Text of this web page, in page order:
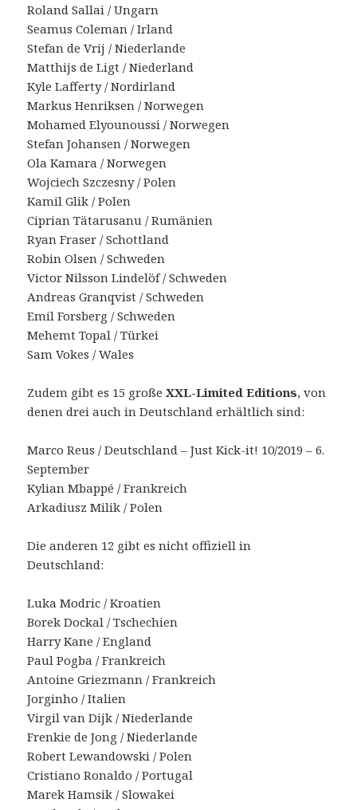
Roland Sallai / Ungarn
Seamus Coleman / Irland
Stefan de Vrij / Niederlande
Matthijs de Ligt / Niederland
Kyle Lafferty / Nordirland
Markus Henriksen / Norwegen
Mohamed Elyounoussi / Norwegen
Stefan Johansen / Norwegen
Ola Kamara / Norwegen
Wojciech Szczesny / Polen
Kamil Glik / Polen
Ciprian Tätarusanu / Rumänien
Ryan Fraser / Schottland
Robin Olsen / Schweden
Victor Nilsson Lindelöf / Schweden
Andreas Granqvist / Schweden
Emil Forsberg / Schweden
Mehemt Topal / Türkei
Sam Vokes / Wales
Zudem gibt es 15 großeXXL-Limited Editions, von
denen drei auch in Deutschland erhältlich sind:
Marco Reus / Deutschland – Just Kick-it! 10/2019 – 6.
September
Kylian Mbappé / Frankreich
Arkadiusz Milik / Polen
Die anderen 12 gibt es nicht offiziell in
Deutschland:
Luka Modric / Kroatien
Borek Dockal / Tschechien
Harry Kane / England
Paul Pogba / Frankreich
Antoine Griezmann / Frankreich
Jorginho / Italien
Virgil van Dijk / Niederlande
Frenkie de Jong / Niederlande
Robert Lewandowski / Polen
Cristiano Ronaldo / Portugal
Marek Hamsik / Slowakei